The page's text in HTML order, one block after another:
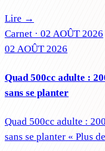
Lire →
Carnet · 02 AOÛT 2026
02 AOÛT 2026
Quad 500cc adulte :
sans se planter
Quad 500cc adulte :
sans se planter « Plus